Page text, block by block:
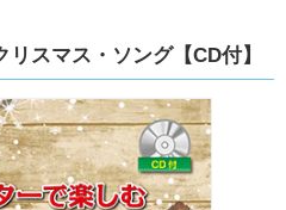
スマス・ソング【CD付】